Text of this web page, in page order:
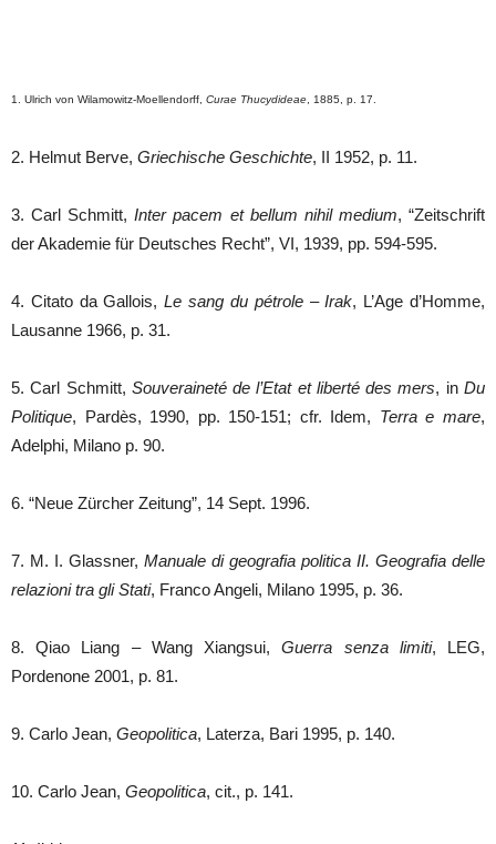
1. Ulrich von Wilamowitz-Moellendorff, Curae Thucydideae , 1885, p. 17.
2. Helmut Berve, Griechische Geschichte, II 1952, p. 11.
3. Carl Schmitt,Inter pacem et bellum nihil medium, “Zeitschrift
der Akademie für Deutsches Recht”, VI, 1939, pp. 594-595.
4. Citato da Gallois,Le sang du pétrole – Irak, L’Age d’Homme,
Lausanne 1966, p. 31.
5. Carl Schmitt, Souveraineté de l’Etat et liberté des mers, inDu
Politique, Pardès, 1990, pp. 150-151; cfr. Idem, Terra e mare,
Adelphi, Milano p. 90.
6. “Neue Zürcher Zeitung”, 14 Sept. 1996.
7. M. I. Glassner, Manuale di geografia politica II. Geografia delle
relazioni tra gli Stati, Franco Angeli, Milano 1995, p. 36.
8. Qiao Liang – Wang Xiangsui,Guerra senza limiti, LEG,
Pordenone 2001, p. 81.
9. Carlo Jean, Geopolitica, Laterza, Bari 1995, p. 140.
10. Carlo Jean, Geopolitica, cit., p. 141.